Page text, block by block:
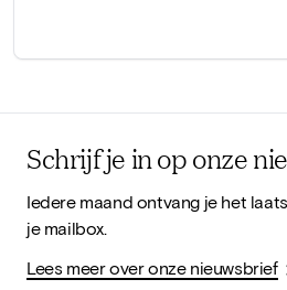
Schrijf je in op onze
Iedere maand ontvang je het
je mailbox.
Lees meer over onze nieuwsbrief